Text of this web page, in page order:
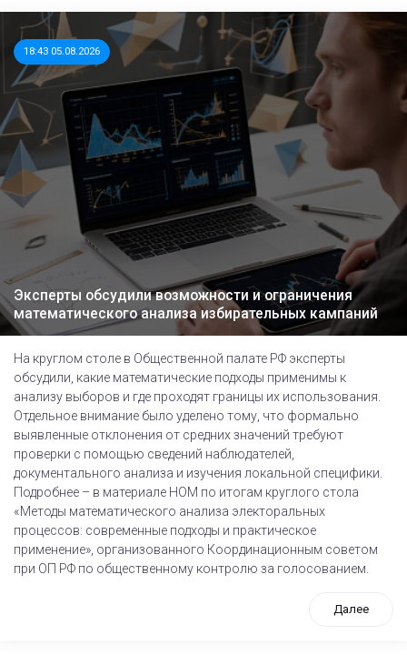
18:43 05.08.2026
Эксперты обсудили возможности и ограничения
математического анализа избирательных кампаний
На круглом столе в Общественной палате РФ эксперты
обсудили, какие математические подходы применимы к
анализу выборов и где проходят границы их использования.
Отдельное внимание было уделено тому, что формально
выявленные отклонения от средних значений требуют
проверки с помощью сведений наблюдателей,
документального анализа и изучения локальной специфики.
Подробнее – в материале НОМ по итогам круглого стола
«Методы математического анализа электоральных
процессов: современные подходы и практическое
применение», организованного Координационным советом
при ОП РФ по общественному контролю за голосованием.
Далее